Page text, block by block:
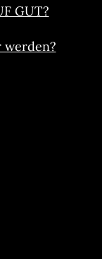
GUT?
werden?